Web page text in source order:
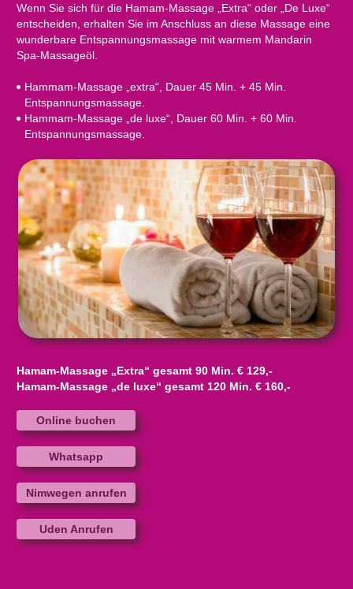
Wenn Sie sich für die Hamam-Massage „Extra“ oder „De Luxe“
entscheiden, erhalten Sie im Anschluss an diese Massage eine
wunderbare Entspannungsmassage mit warmem Mandarin
Spa-Massageöl.
Hammam-Massage „extra“, Dauer 45 Min. + 45 Min.
Entspannungsmassage.
Hammam-Massage „de luxe“, Dauer 60 Min. + 60 Min.
Entspannungsmassage.
Hamam-Massage „Extra“ gesamt 90 Min. € 129,-
Hamam-Massage „de luxe“ gesamt 120 Min. € 160,-
Online buchen
Whatsapp
Nimwegen anrufen
Uden Anrufen